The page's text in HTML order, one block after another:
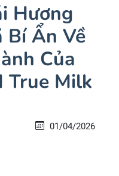
Hương
Bí Ẩn Về
Của
True Milk
01/04/2026